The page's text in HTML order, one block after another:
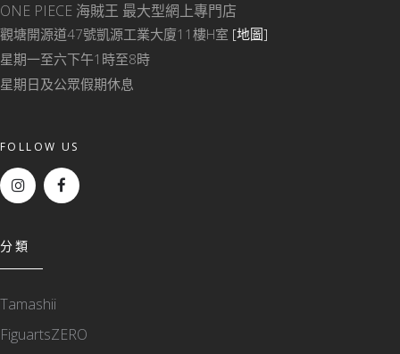
ONE PIECE 海賊王 最大型網上專門店
觀塘開源道47號凱源工業大廈11樓H室 [地圖]
星期一至六下午1時至8時
星期日及公眾假期休息
FOLLOW US
分類
Tamashii
FiguartsZERO